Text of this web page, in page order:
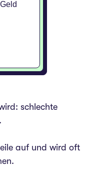
schlechte
auf und wird oft